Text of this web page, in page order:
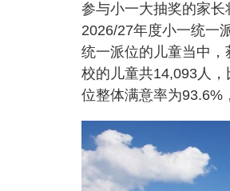
参与小一大抽奖的家
2026/27年度小一统一
统一派位的儿童当中
校的儿童共14,093人
位整体满意率为93.6%